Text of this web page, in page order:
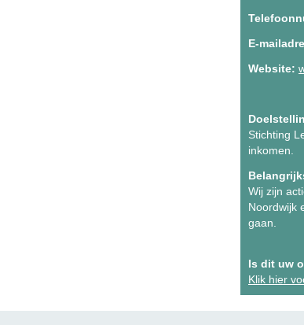
E-
Website:
Stichting
inkomen.
Wij zijn
Noordwijk
gaan.
Is dit uw
Klik hier